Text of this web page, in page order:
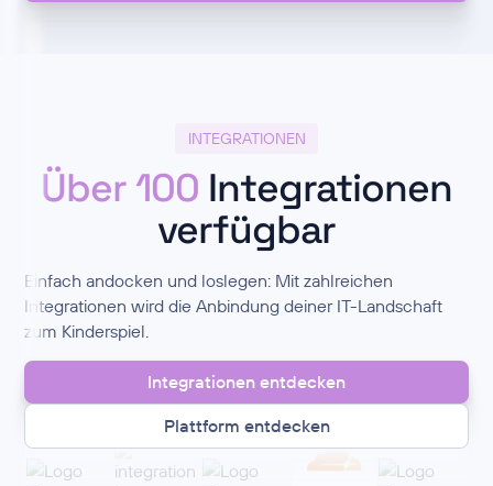
INTEGRATIONEN
Über 100 Integrationen
verfügbar
Einfach andocken und loslegen: Mit zahlreichen
Integrationen wird die Anbindung deiner IT-Landschaft
zum Kinderspiel.
Integrationen entdecken
Plattform entdecken